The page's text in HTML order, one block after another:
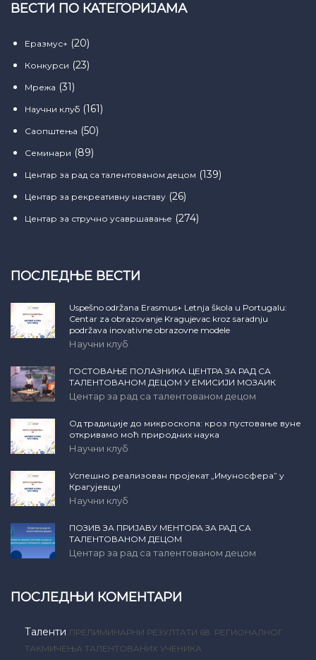
ВЕСТИ ПО КАТЕГОРИЈАМА
Еразмус+ (20)
Конкурси (23)
Мрежа (31)
Научни клуб (161)
Саопштења (50)
Семинари (89)
Центар за рад са талентованом децом (139)
Центар за рекреативну наставу (26)
Центар за стручно усавршавање (274)
ПОСЛЕДЊЕ ВЕСТИ
Uspešno održana Erasmus+ Letnja škola u Portugalu:
Centar za obrazovanje Kragujevac kroz saradnju
podržava inovativne obrazovne modele
Научни клуб
ГОСТОВАЊЕ ПОЛАЗНИКА ЦЕНТРА ЗА РАД СА
ТАЛЕНТОВАНОМ ДЕЦОМ У ЕМИСИЈИ МОЗАИК
Центар за рад са талентованом децом
Од традиције до микроскопа: кроз пустовање вуне
откривамо моћ природних наука
Научни клуб
Успешно реализован пројекат „Имуносфера” у
Крагујевцу!
Научни клуб
ПОЗИВ ЗА ПРИЈАВУ МЕНТОРА ЗА РАД СА
ТАЛЕНТОВАНОМ ДЕЦОМ
Центар за рад са талентованом децом
ПОСЛЕДЊИ КОМЕНТАРИ
Таленти ПРЕЛИМИНАРНИ РЕЗУЛТАТИ 68. РЕГИОНАЛНОГ
ТАКМИЧЕЊА ТАЛЕНТОВАНИХ УЧЕНИКА